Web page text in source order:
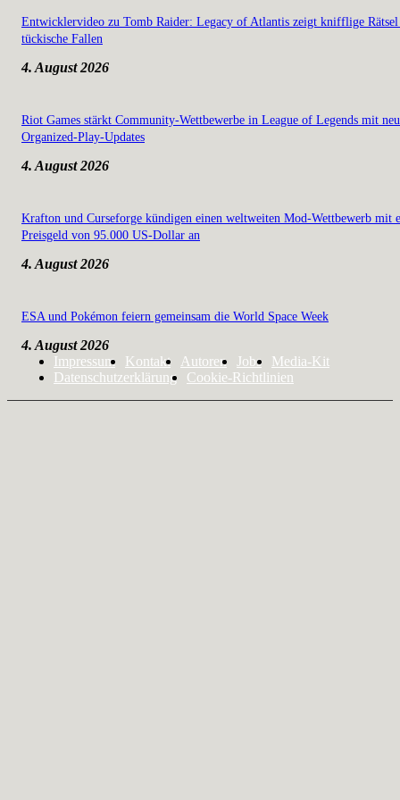
Entwicklervideo zu Tomb Raider: Legacy of Atlantis zeigt knifflige Rätsel
tückische Fallen
4. August 2026
Riot Games stärkt Community-Wettbewerbe in League of Legends mit
Organized-Play-Updates
4. August 2026
Krafton und Curseforge kündigen einen weltweiten Mod-Wettbewerb mit
Preisgeld von 95.000 US-Dollar an
4. August 2026
ESA und Pokémon feiern gemeinsam die World Space Week
4. August 2026
Impressum
Kontakt Autoren Jobs
Media-Kit
Datenschutzerklärung
Cookie-Richtlinien